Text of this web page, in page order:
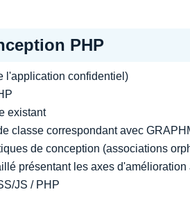
PHP
l'application confidentiel)
existant
classe correspondant avec
de conception (associations
présentant les axes
JS / PHP